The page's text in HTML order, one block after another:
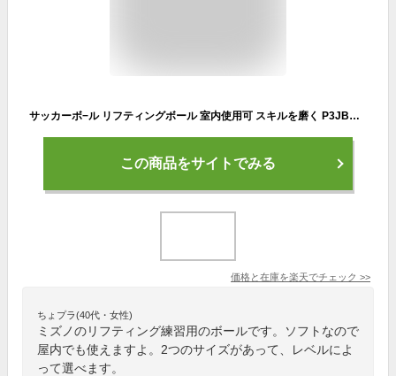
サッカーボ−ル リフティングボール 室内使用可 スキルを磨く P3JBA041ミズノ MIZUNO
この商品をサイトでみる
価格と在庫を楽天でチェック >>
ちょプラ(40代・女性)
ミズノのリフティング練習用のボールです。ソフトなので
屋内でも使えますよ。2つのサイズがあって、レベルによ
って選べます。